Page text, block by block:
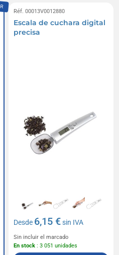
Réf. 00013V0012880
Escala de cuchara digital
precisa
Desde 6,15 €sin IVA
Sin incluir el marcado
En stock : 3 051 unidades